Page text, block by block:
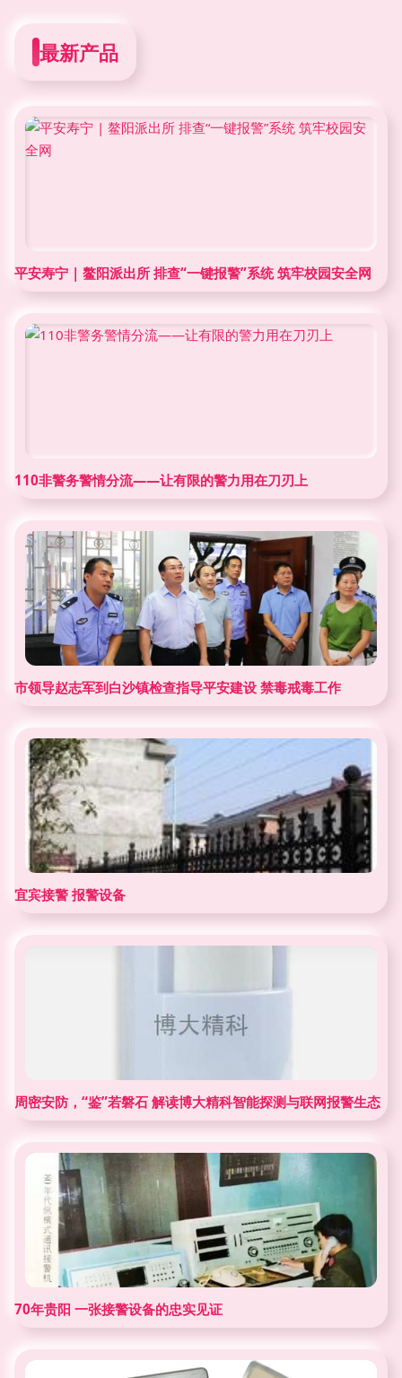
最新产品
平安寿宁 | 鳌阳派出所 排查“一键报警”系统 筑牢校园安全网
110非警务警情分流——让有限的警力用在刀刃上
市领导赵志军到白沙镇检查指导平安建设 禁毒戒毒工作
宜宾接警 报警设备
周密安防，“鉴”若磐石 解读博大精科智能探测与联网报警生态
70年贵阳 一张接警设备的忠实见证